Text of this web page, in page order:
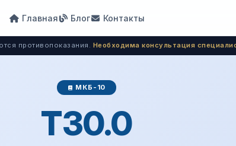
Главная Блог Контакты
противопоказания. Необходима консультация
МКБ-10
T30.0